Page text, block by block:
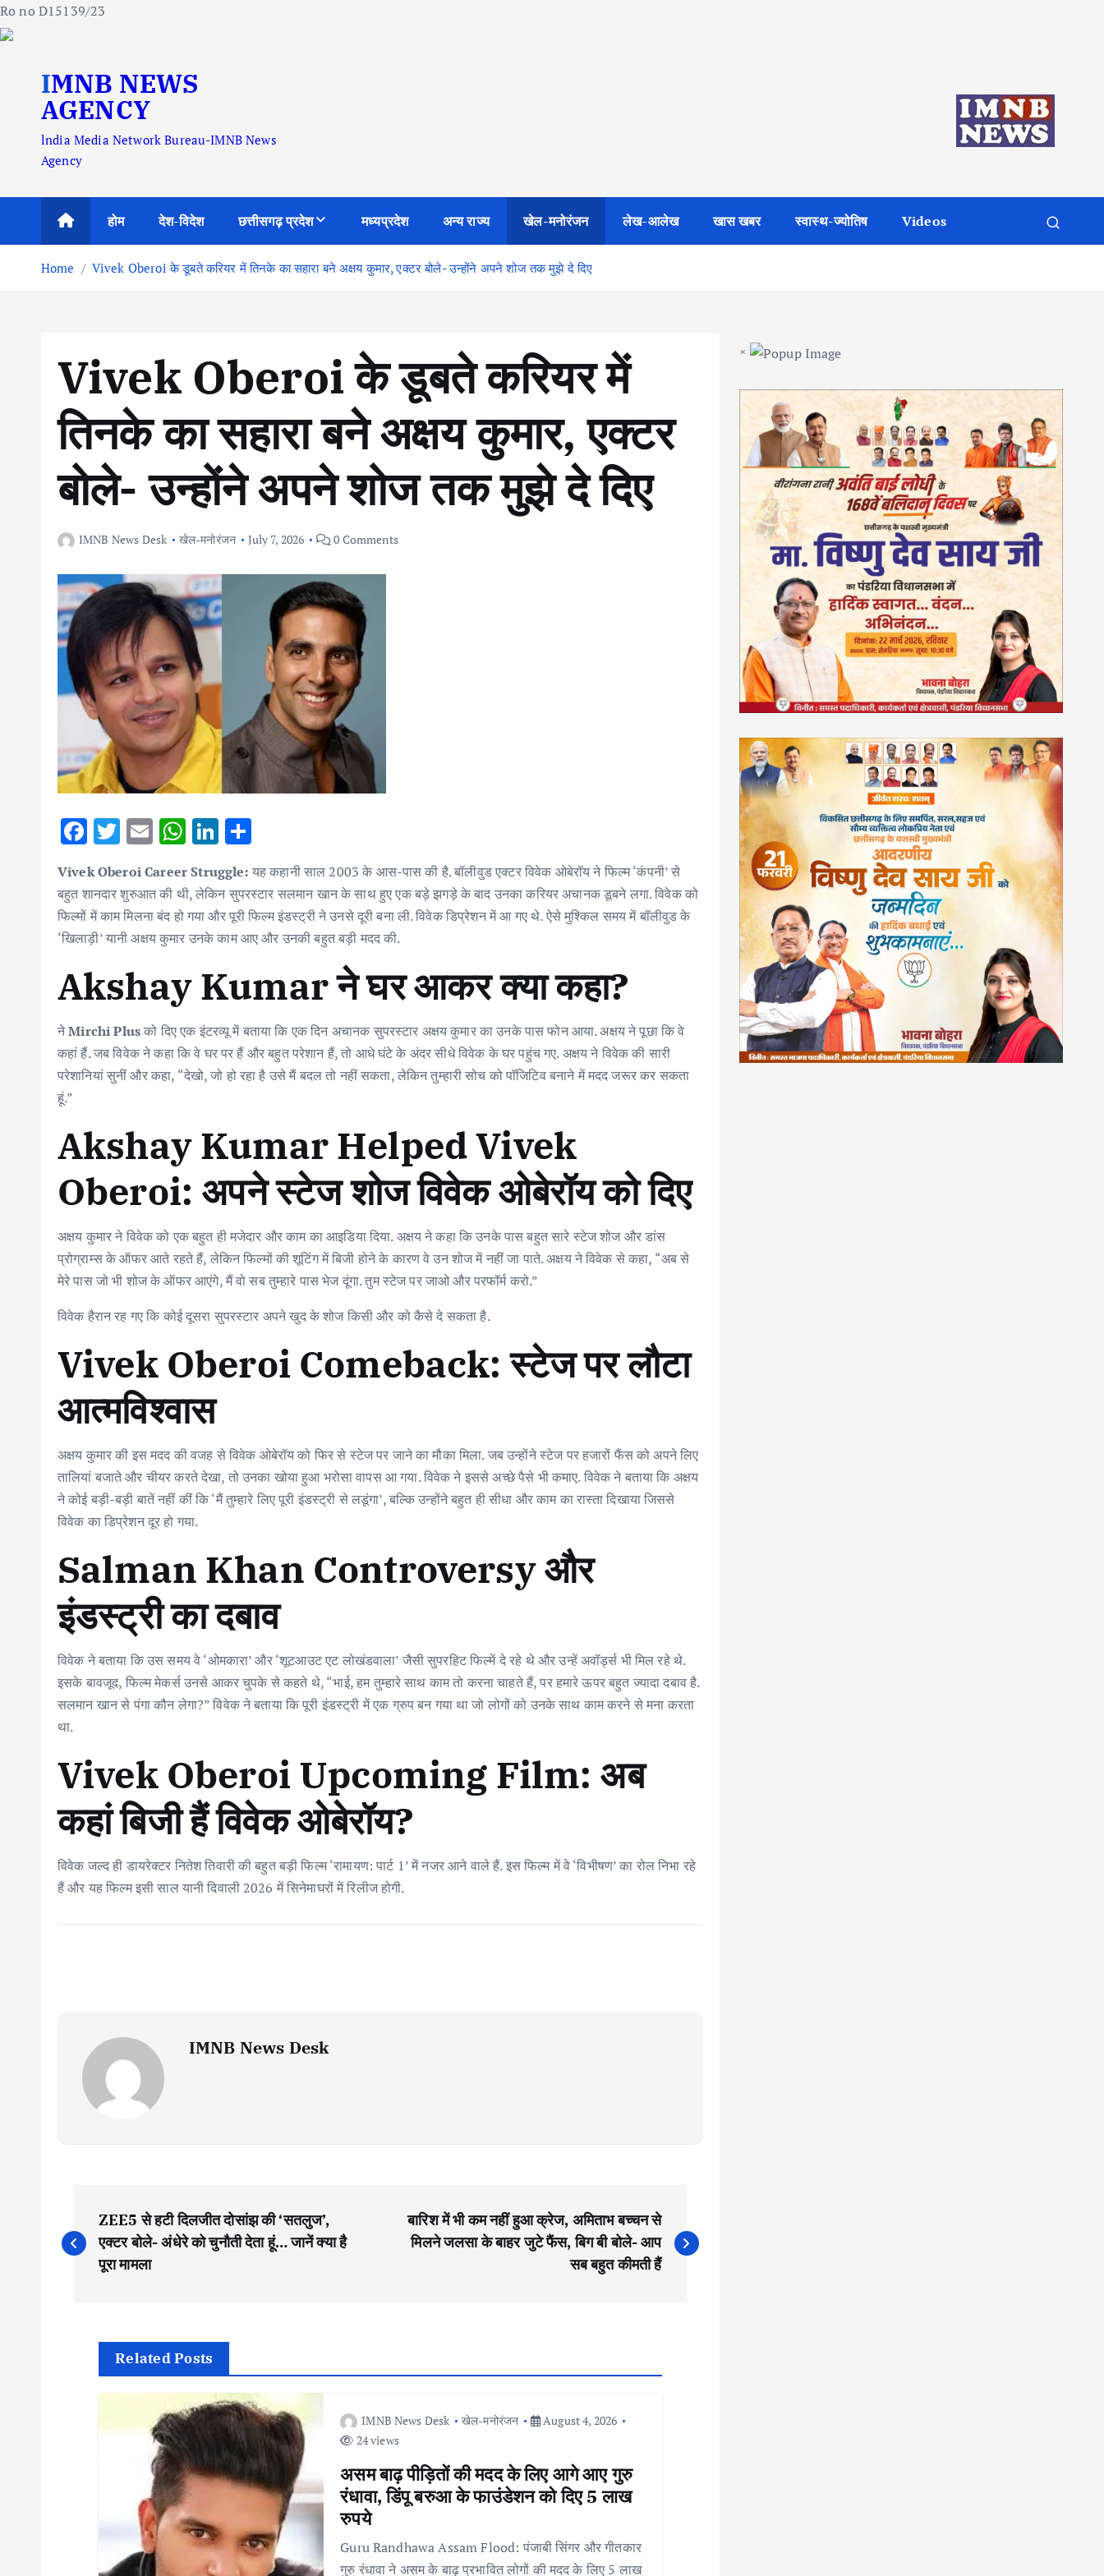
Ro no D15139/23
IMNB NEWS
AGENCY
lndia Media Network Bureau-IMNB News
Agency
होम देश-विदेश छत्तीसगढ़ प्रदेश मध्यप्रदेश अन्य राज्य खेल-मनोरंजन लेख-आलेख खास खबर स्वास्थ-ज्योतिष Videos
Home Vivek Oberoi के डूबते करियर में तिनके का सहारा बने अक्षय कुमार, एक्टर बोले- उन्होंने अपने शोज तक मुझे दे दिए
Vivek Oberoi के डूबते करियर में
तिनके का सहारा बने अक्षय कुमार, एक्टर
बोले- उन्होंने अपने शोज तक मुझे दे दिए
IMNB News Desk खेल-मनोरंजन July 7, 2026 0 Comments
F
ac
e
b
o
o
k
T
it
te
r
E
ai
l
W
at
s
A
p
Li
n
k
e
dI
ar
e
Vivek Oberoi Career Struggle: यह कहानी साल 2003 के आस-पास की है. बॉलीवुड एक्टर विवेक ओबेरॉय ने फिल्म ‘कंपनी’ से
बहुत शानदार शुरुआत की थी, लेकिन सुपरस्टार सलमान खान के साथ हुए एक बड़े झगड़े के बाद उनका करियर अचानक डूबने लगा. विवेक को
फिल्मों में काम मिलना बंद हो गया और पूरी फिल्म इंडस्ट्री ने उनसे दूरी बना ली. विवेक डिप्रेशन में आ गए थे. ऐसे मुश्किल समय में बॉलीवुड के
‘खिलाड़ी’ यानी अक्षय कुमार उनके काम आए और उनकी बहुत बड़ी मदद की.
Akshay Kumar ने घर आकर क्या कहा?
नेMirchi Plusको दिए एक इंटरव्यू में बताया कि एक दिन अचानक सुपरस्टार अक्षय कुमार का उनके पास फोन आया. अक्षय ने पूछा कि वे
कहां हैं. जब विवेक ने कहा कि वे घर पर हैं और बहुत परेशान हैं, तो आधे घंटे के अंदर सीधे विवेक के घर पहुंच गए. अक्षय ने विवेक की सारी
परेशानियां सुनीं और कहा, “देखो, जो हो रहा है उसे मैं बदल तो नहीं सकता, लेकिन तुम्हारी सोच को पॉजिटिव बनाने में मदद जरूर कर सकता
हूं.”
Akshay Kumar Helped Vivek
Oberoi: अपने स्टेज शोज विवेक ओबेरॉय को दिए
अक्षय कुमार ने विवेक को एक बहुत ही मजेदार और काम का आइडिया दिया. अक्षय ने कहा कि उनके पास बहुत सारे स्टेज शोज और डांस
प्रोग्राम्स के ऑफर आते रहते हैं, लेकिन फिल्मों की शूटिंग में बिजी होने के कारण वे उन शोज में नहीं जा पाते. अक्षय ने विवेक से कहा, “अब से
मेरे पास जो भी शोज के ऑफर आएंगे, मैं वो सब तुम्हारे पास भेज दूंगा. तुम स्टेज पर जाओ और परफॉर्म करो.”
विवेक हैरान रह गए कि कोई दूसरा सुपरस्टार अपने खुद के शोज किसी और को कैसे दे सकता है.
Vivek Oberoi Comeback: स्टेज पर लौटा
आत्मविश्वास
अक्षय कुमार की इस मदद की वजह से विवेक ओबेरॉय को फिर से स्टेज पर जाने का मौका मिला. जब उन्होंने स्टेज पर हजारों फैंस को अपने लिए
तालियां बजाते और चीयर करते देखा, तो उनका खोया हुआ भरोसा वापस आ गया. विवेक ने इससे अच्छे पैसे भी कमाए. विवेक ने बताया कि अक्षय
ने कोई बड़ी-बड़ी बातें नहीं कीं कि ‘मैं तुम्हारे लिए पूरी इंडस्ट्री से लडूंगा’, बल्कि उन्होंने बहुत ही सीधा और काम का रास्ता दिखाया जिससे
विवेक का डिप्रेशन दूर हो गया.
Salman Khan Controversy और
इंडस्ट्री का दबाव
विवेक ने बताया कि उस समय वे ‘ओमकारा’ और ‘शूटआउट एट लोखंडवाला’ जैसी सुपरहिट फिल्में दे रहे थे और उन्हें अवॉर्ड्स भी मिल रहे थे.
इसके बावजूद, फिल्म मेकर्स उनसे आकर चुपके से कहते थे, “भाई, हम तुम्हारे साथ काम तो करना चाहते हैं, पर हमारे ऊपर बहुत ज्यादा दबाव है.
सलमान खान से पंगा कौन लेगा?” विवेक ने बताया कि पूरी इंडस्ट्री में एक ग्रुप बन गया था जो लोगों को उनके साथ काम करने से मना करता
था.
Vivek Oberoi Upcoming Film: अब
कहां बिजी हैं विवेक ओबेरॉय?
विवेक जल्द ही डायरेक्टर नितेश तिवारी की बहुत बड़ी फिल्म ‘रामायण: पार्ट 1’ में नजर आने वाले हैं. इस फिल्म में वे ‘विभीषण’ का रोल निभा रहे
हैं और यह फिल्म इसी साल यानी दिवाली 2026 में सिनेमाघरों में रिलीज होगी.
IMNB News Desk
o
ZEE5 से हटी दिलजीत दोसांझ की ‘सतलुज’,
एक्टर बोले- अंधेरे को चुनौती देता हूं… जानें क्या है
पूरा मामला
बारिश में भी कम नहीं हुआ क्रेज, अमिताभ बच्चन से
मिलने जलसा के बाहर जुटे फैंस, बिग बी बोले- आप
सब बहुत कीमती हैं
Related Posts
IMNB News Desk खेल-मनोरंजन
August 4, 2026
24 views
असम बाढ़ पीड़ितों की मदद के लिए आगे आए गुरु
रंधावा, डिंपू बरुआ के फाउंडेशन को दिए 5 लाख
रुपये
Guru Randhawa Assam Flood: पंजाबी सिंगर और गीतकार
गुरु रंधावा ने असम के बाढ़ प्रभावित लोगों की मदद के लिए 5 लाख
×